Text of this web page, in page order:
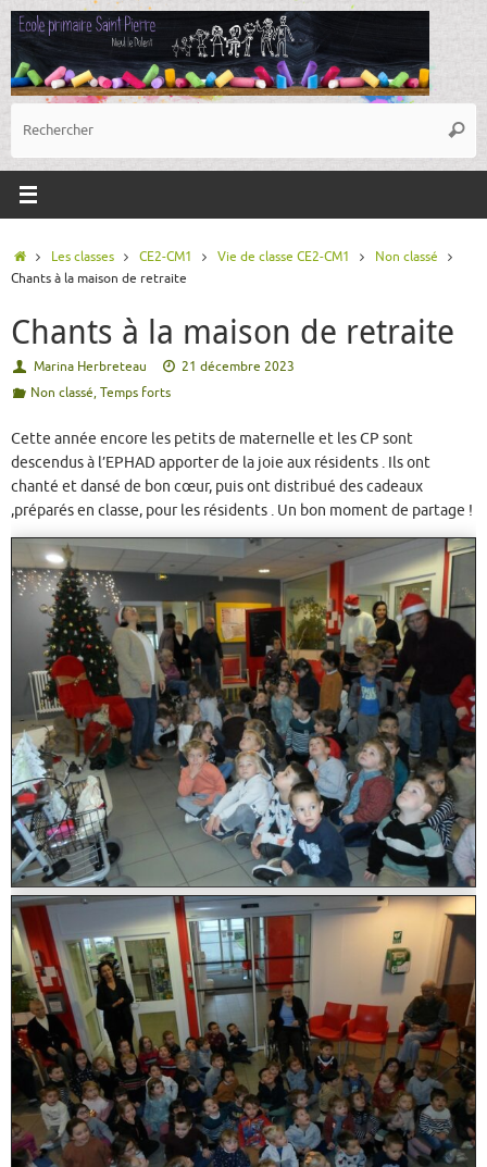
Passer
contenu
:
AccueilLes classes CE2-CM1 Vie de classe CE2-CM1
Non classé
Chants à la maison de retraite
Chants à la maison de retraite
Marina Herbreteau
21 décembre 2023
Non classé,Temps forts
Cette année encore les petits de maternelle et les CP sont
descendus à l’EPHAD apporter de la joie aux résidents . Ils ont
chanté et dansé de bon cœur, puis ont distribué des cadeaux
,préparés en classe, pour les résidents . Un bon moment de partage !